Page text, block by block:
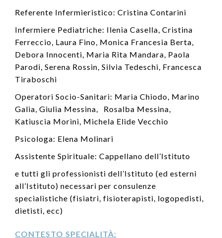
Referente Infermieristico: Cristina Contarini
Infermiere Pediatriche: Ilenia Casella, Cristina
Ferreccio, Laura Fino, Monica Francesia Berta,
Debora Innocenti, Maria Rita Mandara, Paola
Parodi, Serena Rossin, Silvia Tedeschi, Francesca
Tiraboschi
Operatori Socio-Sanitari: Maria Chiodo, Marino
Galia, Giulia Messina, Rosalba Messina,
Katiuscia Morini, Michela Elide Vecchio
Psicologa: Elena Molinari
Assistente Spirituale: Cappellano dell’Istituto
e tutti gli professionisti dell’Istituto (ed esterni
all’Istituto) necessari per consulenze
specialistiche (fisiatri, fisioterapisti, logopedisti,
dietisti, ecc)
CONTESTO SPECIALITÀ: